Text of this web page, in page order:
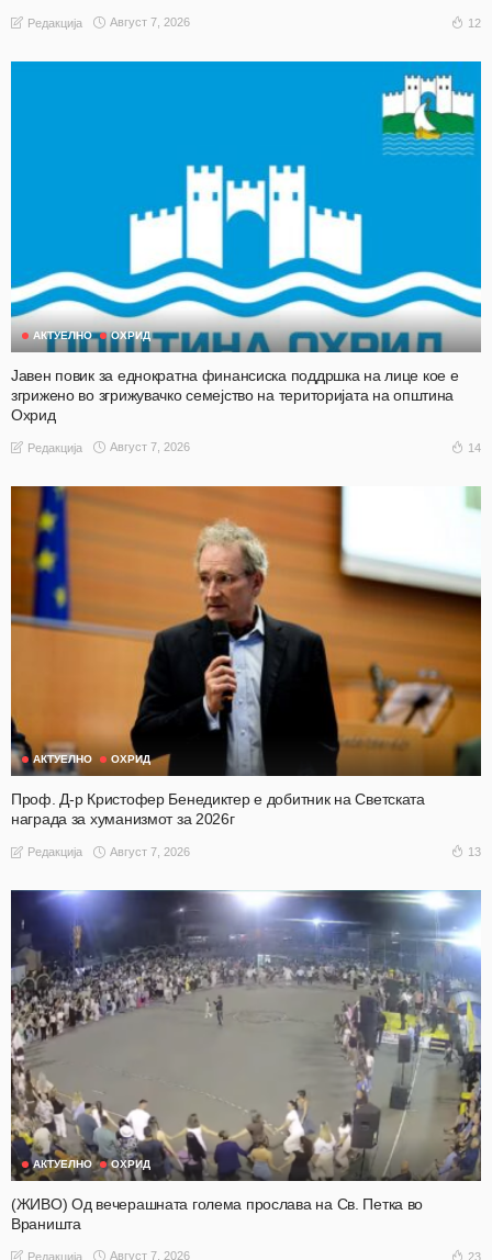
Редакција Август 7, 2026 12
АКТУЕЛНО ОХРИД
Јавен повик за еднократна финансиска поддршка на лице кое е
згрижено во згрижувачко семејство на територијата на општина
Охрид
Редакција Август 7, 2026 14
АКТУЕЛНО ОХРИД
Проф. Д-р Кристофер Бенедиктер е добитник на Светската
награда за хуманизмот за 2026г
Редакција Август 7, 2026 13
АКТУЕЛНО ОХРИД
(ЖИВО) Од вечерашната голема прослава на Св. Петка во
Враништа
Редакција Август 7, 2026 23